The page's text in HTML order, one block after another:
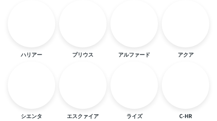
ハリアー プリウス アルファード アクア
シエンタ エスクァイア ライズ C-HR